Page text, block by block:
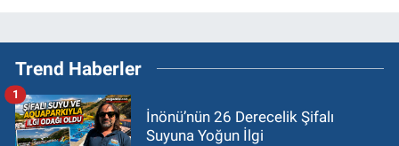
Trend Haberler
İnönü’nün 26 Derecelik Şifalı
Suyuna Yoğun İlgi
1